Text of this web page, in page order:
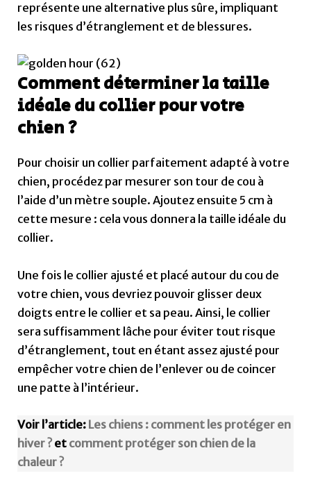
représente une alternative plus sûre, impliquant
les risques d’étranglement et de blessures.
Comment déterminer la taille
idéale du collier pour votre
chien ?
Pour choisir un collier parfaitement adapté à votre
chien, procédez par mesurer son tour de cou à
l’aide d’un mètre souple. Ajoutez ensuite 5 cm à
cette mesure : cela vous donnera la taille idéale du
collier.
Une fois le collier ajusté et placé autour du cou de
votre chien, vous devriez pouvoir glisser deux
doigts entre le collier et sa peau. Ainsi, le collier
sera suffisamment lâche pour éviter tout risque
d’étranglement, tout en étant assez ajusté pour
empêcher votre chien de l’enlever ou de coincer
une patte à l’intérieur.
Voir l’article: Les chiens : comment les protéger en
hiver ? et comment protéger son chien de la
chaleur ?